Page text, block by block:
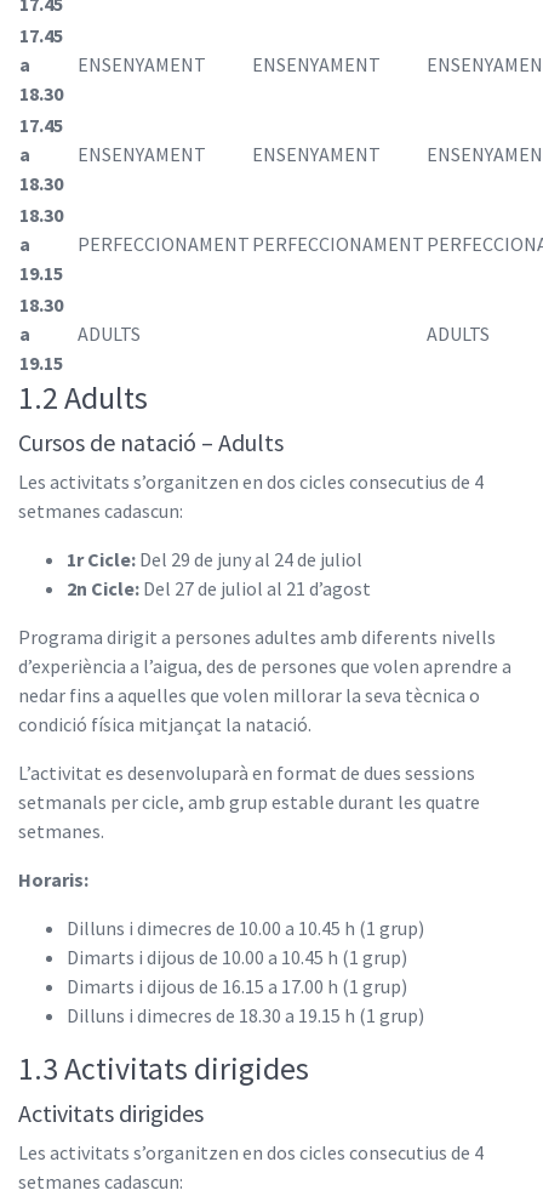
17.45
a
18.30
ENSENYAMENT ENSENYAMENT
17.45
a
18.30
ENSENYAMENT ENSENYAMENT
18.30
a
19.15
PERFECCIONAMENT PERFECCIONAMENT
18.30
a
19.15
ADULTS ADULTS
1.2 Adults
Cursos de natació – Adults
Les activitats s’organitzen en dos cicles consecutius de 4
setmanes cadascun:
1r Cicle: Del 29 de juny al 24 de juliol
2n Cicle: Del 27 de juliol al 21 d’agost
Programa dirigit a persones adultes amb diferents nivells
d’experiència a l’aigua, des de persones que volen aprendre a
nedar fins a aquelles que volen millorar la seva tècnica o
condició física mitjançat la natació.
L’activitat es desenvoluparà en format de dues sessions
setmanals per cicle, amb grup estable durant les quatre
setmanes.
Horaris:
Dilluns i dimecres de 10.00 a 10.45 h (1 grup)
Dimarts i dijous de 10.00 a 10.45 h (1 grup)
Dimarts i dijous de 16.15 a 17.00 h (1 grup)
Dilluns i dimecres de 18.30 a 19.15 h (1 grup)
1.3 Activitats dirigides
Activitats dirigides
Les activitats s’organitzen en dos cicles consecutius de 4
setmanes cadascun: